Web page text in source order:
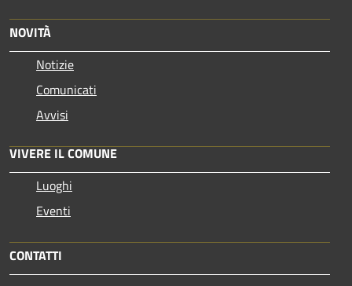
NOVITÀ
Notizie
Comunicati
Avvisi
VIVERE IL COMUNE
Luoghi
Eventi
CONTATTI